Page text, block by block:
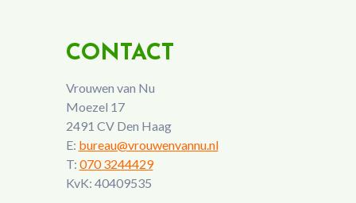
CONTACT
Vrouwen van Nu
Moezel 17
2491 CV Den Haag
E: bureau@vrouwenvannu.nl
T: 070 3244429
KvK: 40409535